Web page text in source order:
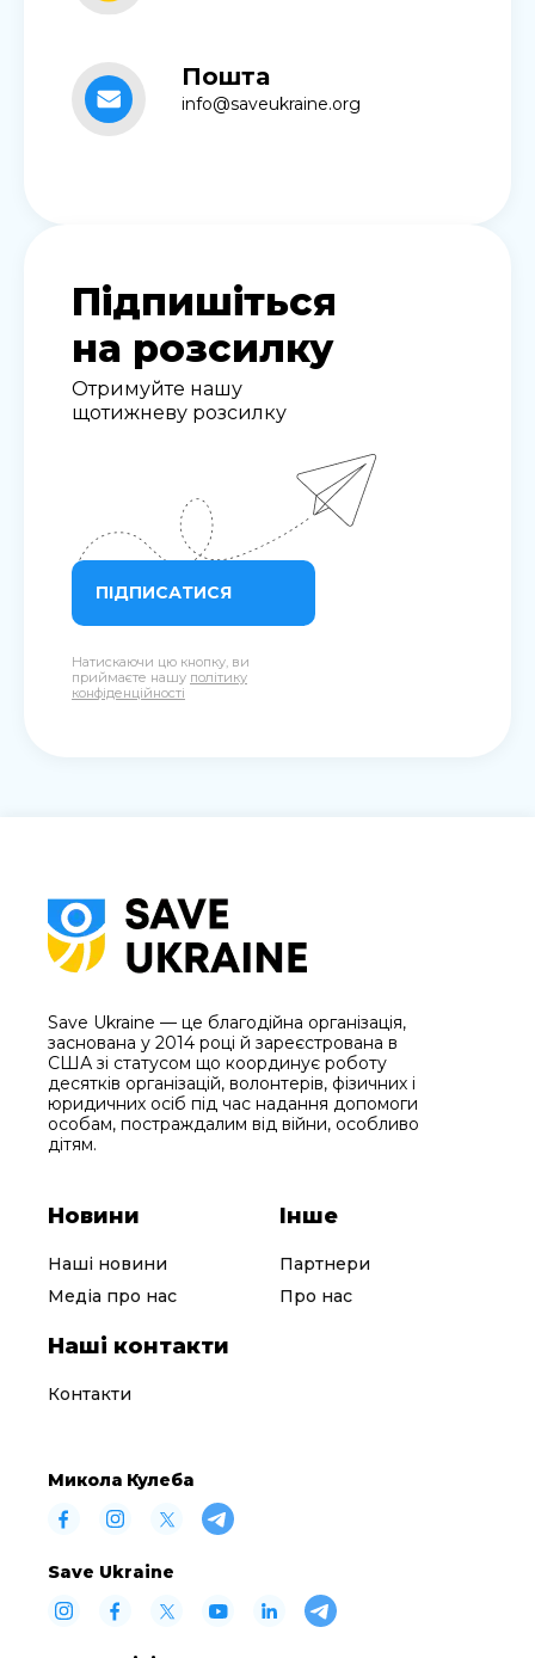
Пошта
info@saveukraine.org
Підпишіться
на розсилку
Отримуйте нашу
щотижневу розсилку
ПІДПИСАТИСЯ
Натискаючи цю кнопку, ви
приймаєте нашу політику
конфіденційності
Save Ukraine — це благодійна організація,
заснована у 2014 році й зареєстрована в
США зі статусом що координує роботу
десятків організацій, волонтерів, фізичних і
юридичних осіб під час надання допомоги
особам, постраждалим від війни, особливо
дітям.
Новини
Наші новини
Медіа про нас
Інше
Партнери
Про нас
Наші контакти
Контакти
Микола Кулеба
Save Ukraine